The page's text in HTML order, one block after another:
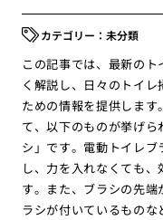
未分類
この記事では、最新の
く解説し、日々のトイ
ための情報を提供しま
て、以下のものが挙げ
シ」です。電動トイレ
し、力を入れなくても
す。また、ブラシの先
ラシが付いているものな